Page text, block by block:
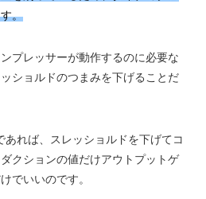
。
プレッサーが動作するのに必要な
ショルドのつまみを下げることだ
あれば、スレッショルドを下げてコ
クションの値だけアウトプットゲ
でいいのです。